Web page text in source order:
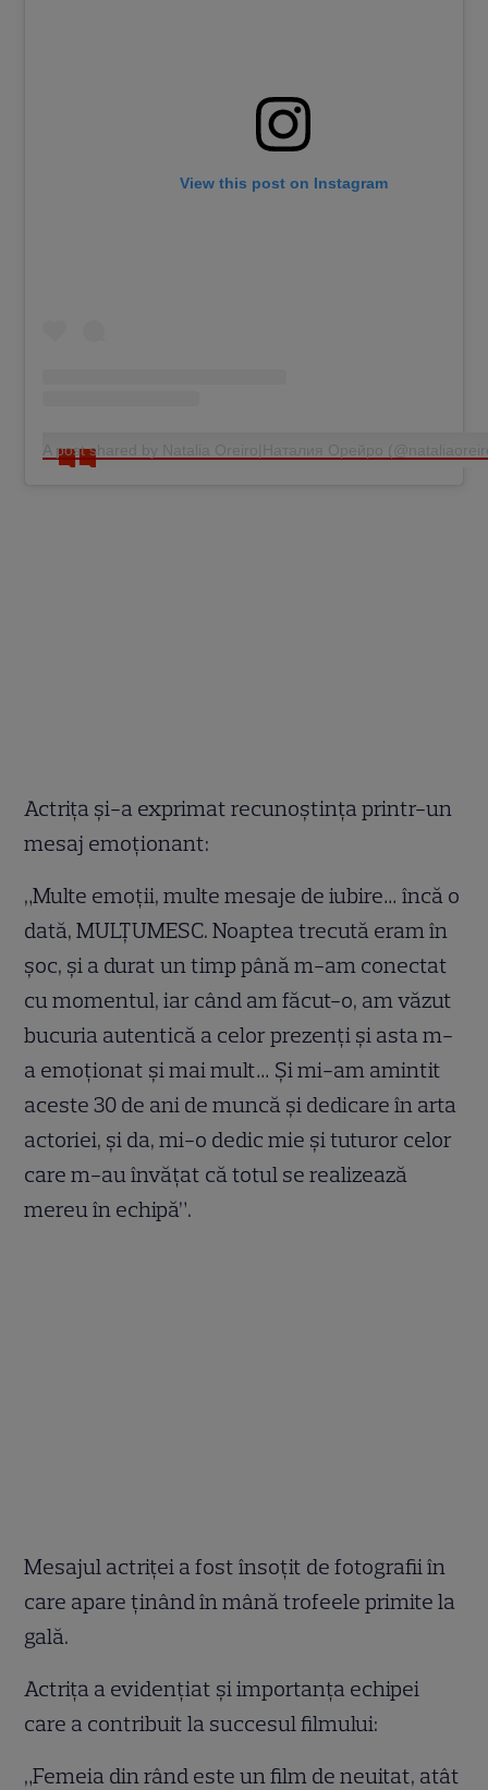
View this post on Instagram
A post shared by Natalia Oreiro|Наталия Орейро
Actrița și-a exprimat recunoștința printr-un
mesaj emoționant:
„Multe emoții, multe mesaje de iubire… încă o
dată, MULȚUMESC. Noaptea trecută eram în
șoc, și a durat un timp până m-am conectat
cu momentul, iar când am făcut-o, am văzut
bucuria autentică a celor prezenți și asta m-
a emoționat și mai mult… Și mi-am amintit
aceste 30 de ani de muncă și dedicare în arta
actoriei, și da, mi-o dedic mie și tuturor celor
care m-au învățat că totul se realizează
mereu în echipă”.
Mesajul actriței a fost însoțit de fotografii în
care apare ținând în mână trofeele primite la
gală.
Actrița a evidențiat și importanța echipei
care a contribuit la succesul filmului:
„Femeia din rând este un film de neuitat, atât